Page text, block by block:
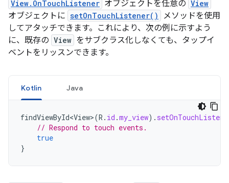
View.OnTouchListener オブジェクトを任意の View
オブジェクトに setOnTouchListener()
メソッドを使用
してアタッチできます。これにより、次の例に示すよう
に、既存の View をサブクラス化しなくても、タップイ
ベントをリッスンできます。
Kotlin Java
findViewById<View>(R . id .my_view).
// Respond to touch events.
true
}